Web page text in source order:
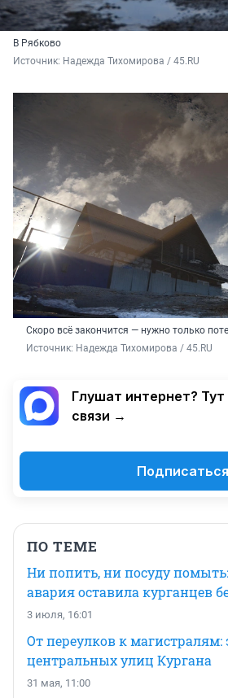
В Рябково
Источник: Надежда Тихомирова / 45.RU
Скоро всё закончится — нужно только
Источник: Надежда Тихомирова / 45.RU
Глушат интернет?
связи →
Подписаться
ПО ТЕМЕ
Ни попить, ни посуду
авария оставила курганцев
3 июля, 16:01
От переулков к
центральных улиц Кургана
31 мая, 11:00